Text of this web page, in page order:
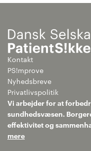
Kontakt
PS!mprove
Nyhedsbreve
Privatlivspolitik
Vi arbejder for at
sundhedsvæsen.
effektivitet og
mere